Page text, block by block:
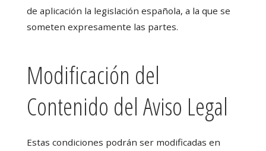
de aplicación la legislación española, a la que se
someten expresamente las partes.
Modificación del
Contenido del Aviso Legal
Estas condiciones podrán ser modificadas en